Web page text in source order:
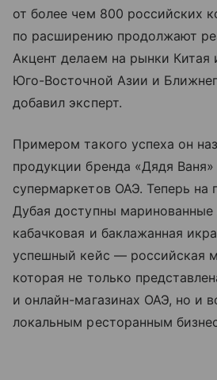
от более чем 800 российских
по расширению продолжают
Акцент делаем на рынки Китая
Юго-Восточной Азии и
добавил эксперт.
Примером такого успеха он
продукции бренда «Дядя
супермаркетов ОАЭ. Теперь на
Дубая доступны
кабачковая и баклажанная
успешный кейс — российская
которая не только
и онлайн-магазинах ОАЭ, но и
локальным ресторанным